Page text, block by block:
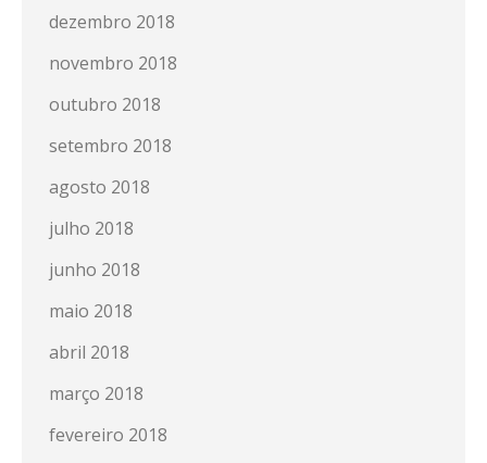
dezembro 2018
novembro 2018
outubro 2018
setembro 2018
agosto 2018
julho 2018
junho 2018
maio 2018
abril 2018
março 2018
fevereiro 2018